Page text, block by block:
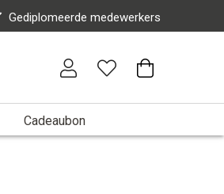
Gediplomeerde medewerkers
Cadeaubon